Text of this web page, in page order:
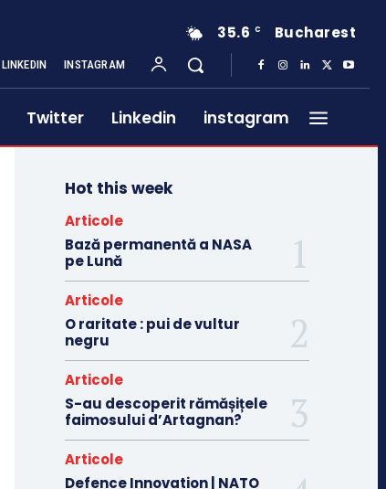
35.6 C Bucharest
LINKEDIN INSTAGRAM
Twitter Linkedin instagram
Hot this week
Articole
Bază permanentă a NASA
pe Lună
Articole
O raritate : pui de vultur
negru
Articole
S-au descoperit rămășițele
faimosului d’Artagnan?
Articole
Defence Innovation | NATO